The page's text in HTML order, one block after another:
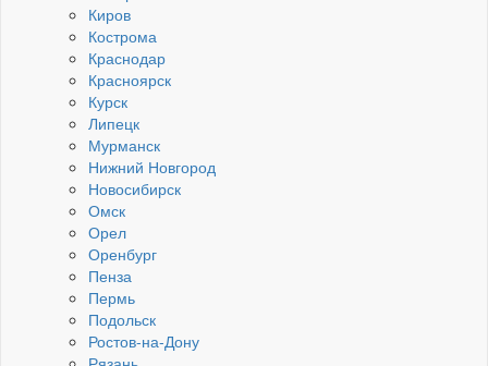
Киров
Кострома
Краснодар
Красноярск
Курск
Липецк
Мурманск
Нижний Новгород
Новосибирск
Омск
Орел
Оренбург
Пенза
Пермь
Подольск
Ростов-на-Дону